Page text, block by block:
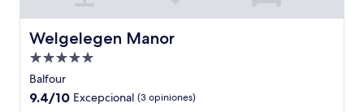
Welgelegen Manor
Welgelegen Manor
Propiedad
de
5.0
Balfour
9.4
9.4/10 Excepcional (3 opiniones)